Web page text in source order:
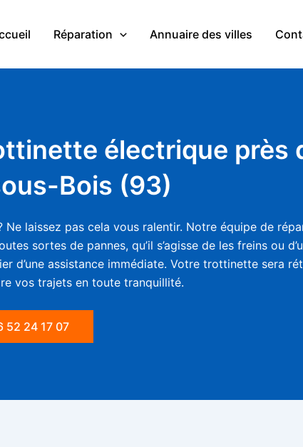
Réparation Annuaire des villes
électrique près
Bois (93)
laissez pas cela vous ralentir. Notre équipe de
sortes de pannes, qu’il s’agisse de les freins ou
assistance immédiate. Votre trottinette sera
vos trajets en toute tranquillité.
52 24 17 07